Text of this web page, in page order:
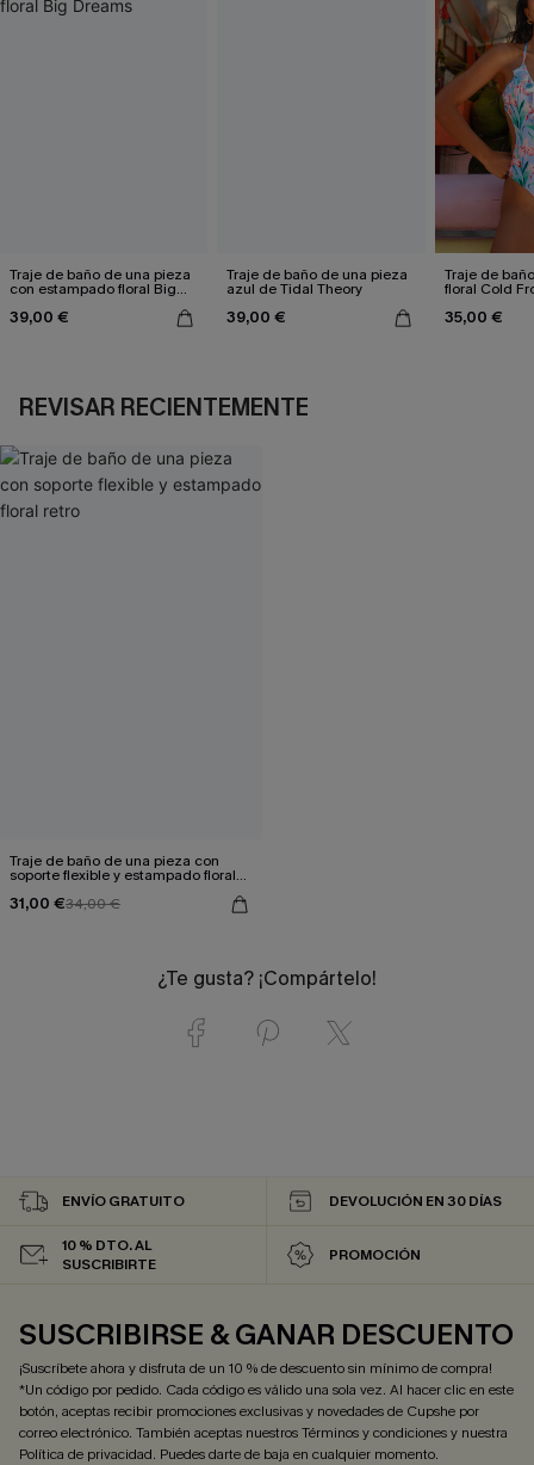
Traje de baño de una pieza
con estampado floral Big
39,00 €
Traje de baño de una pieza
azul de Tidal Theory
39,00 €
Traje de
floral Cold
35,00 €
REVISAR RECIENTEMENTE
Traje de baño de una pieza con
soporte flexible y estampado floral
31,00 €34,00 €
¿Te gusta? ¡Compártelo!
ENVÍO GRATUITO DEVOLUCIÓN EN 30 DÍAS
10 % DTO. AL
SUSCRIBIRTE
PROMOCIÓN
SUSCRIBIRSE & GANAR DESCUENTO
¡Suscríbete ahora y disfruta de un 10 % de descuento sin mínimo de compra!
*Un código por pedido. Cada código es válido una sola vez. Al hacer clic en este
botón, aceptas recibir promociones exclusivas y novedades de Cupshe por
correo electrónico. También aceptas nuestrosTérminos y condicionesy nuestra
Política de privacidad. Puedes darte de baja en cualquier momento.